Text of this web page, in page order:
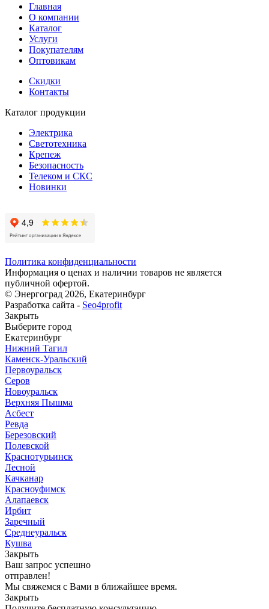
Главная
О компании
Каталог
Услуги
Покупателям
Оптовикам
Скидки
Контакты
Каталог продукции
Электрика
Светотехника
Крепеж
Безопасность
Телеком и СКС
Новинки
Политика конфиденциальности
Информация о ценах и наличии товаров не является
публичной офертой.
© Энергоград 2026, Екатеринбург
Разработка сайта - Seo4profit
Закрыть
Выберите город
Екатеринбург
Нижний Тагил
Каменск-Уральский
Первоуральск
Серов
Новоуральск
Верхняя Пышма
Асбест
Ревда
Березовский
Полевской
Краснотурьинск
Лесной
Качканар
Красноуфимск
Алапаевск
Ирбит
Заречный
Среднеуральск
Кушва
Закрыть
Ваш запрос успешно
отправлен!
Мы свяжемся с Вами в ближайшее время.
Закрыть